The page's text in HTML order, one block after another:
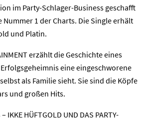
im Party-Schlager-Business geschafft
Nummer 1 der Charts. Die Single erhält
und Platin.
erzählt die Geschichte eines
eine eingeschworene
als Familie sieht. Sie sind die Köpfe
und großen Hits.
IKKE HÜFTGOLD UND DAS PARTY-